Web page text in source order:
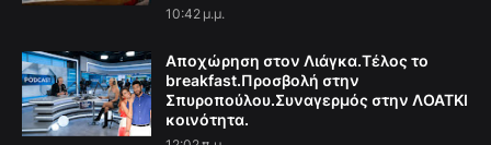
10:42 μ.μ.
Αποχώρηση στον Λιάγκα.Τέλος το
breakfast.Προσβολή στην
Σπυροπούλου.Συναγερμός στην ΛΟΑΤΚΙ
κοινότητα.